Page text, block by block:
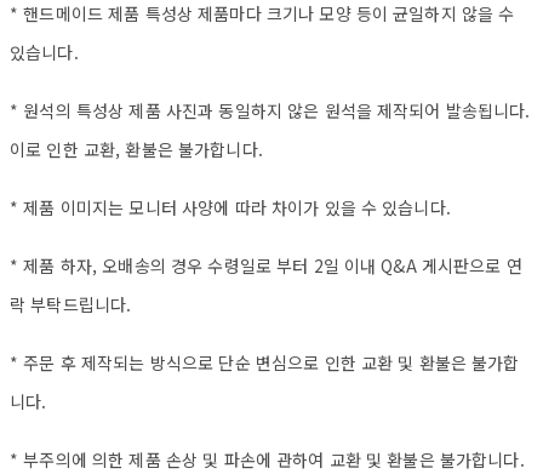
* 핸드메이드 제품 특성상 제품마다 크기나 모양 등이 균일하지 않을 수
있습니다.
* 원석의 특성상 제품 사진과 동일하지 않은 원석을 제작되어 발송됩니다.
이로 인한 교환, 환불은 불가합니다.
* 제품 이미지는 모니터 사양에 따라 차이가 있을 수 있습니다.
* 제품 하자, 오배송의 경우 수령일로 부터 2일 이내 Q&A 게시판으로 연
락 부탁드립니다.
* 주문 후 제작되는 방식으로 단순 변심으로 인한 교환 및 환불은 불가합
니다.
* 부주의에 의한 제품 손상 및 파손에 관하여 교환 및 환불은 불가합니다.